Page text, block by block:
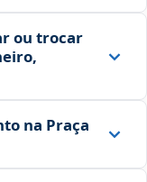
ou trocar
na Praça